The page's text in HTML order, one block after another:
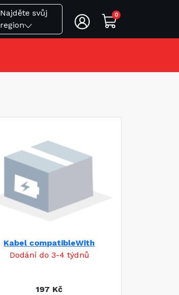
Najděte svůj
region
0
Kabel compatibleWith
Dodání do 3-4 týdnů
197 Kč